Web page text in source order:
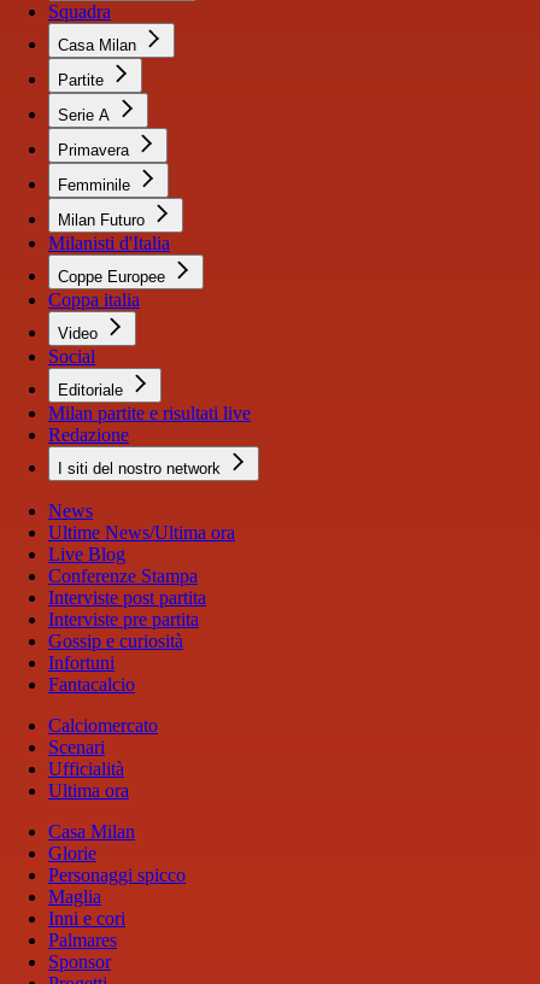
Squadra
Casa Milan
Partite
Serie A
Primavera
Femminile
Milan Futuro
Milanisti d'Italia
Coppe Europee
Coppa italia
Video
Social
Editoriale
Milan partite e risultati live
Redazione
I siti del nostro network
News
Ultime News/Ultima ora
Live Blog
Conferenze Stampa
Interviste post partita
Interviste pre partita
Gossip e curiosità
Infortuni
Fantacalcio
Calciomercato
Scenari
Ufficialità
Ultima ora
Casa Milan
Glorie
Personaggi spicco
Maglia
Inni e cori
Palmares
Sponsor